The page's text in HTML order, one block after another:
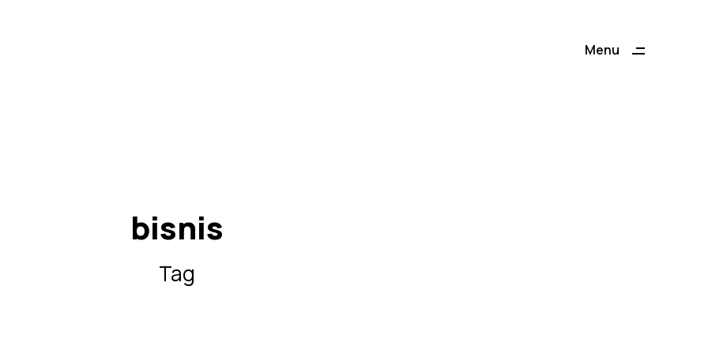
Menu
bisnis
Tag